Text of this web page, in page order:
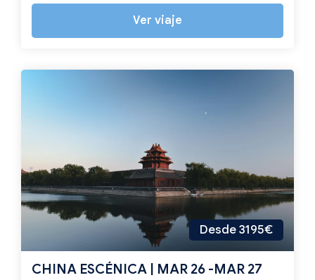
Ver viaje
Desde 3195€
CHINA ESCÉNICA | MAR 26 -MAR 27